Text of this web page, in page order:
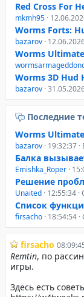
Red Cross For
mkmh95 ·
Worms Forts:
bazarov ·
Worms
Worms 3D Hud
bazarov ·
Последние
Worms
bazarov · 19:32:37
Балка
Emishka_Roper ·
Решение
Unaited · 12:55:34
Список
firsacho · 18:54:54